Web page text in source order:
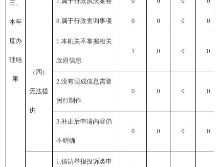
三、
本年
度办
理结
果
8.属于行政查询事项 0 0 0 0
（四）
无法提
供
1.本机关不掌握相关
政府信息
1 0 0 0
2.没有现成信息需要
另行制作
0 0 0 0
3.补正后申请内容仍
不明确
0 0 0 0
1.信访举报投诉类申